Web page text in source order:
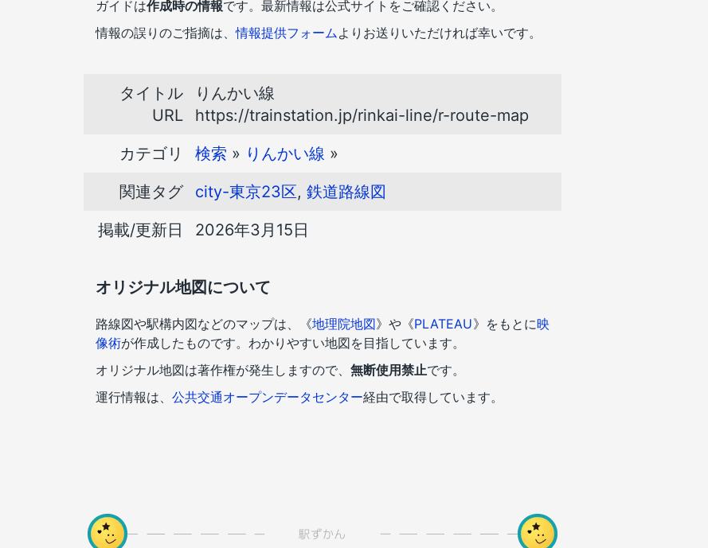
ガイドは作成時の情報です。最新情報は公式サイトをご確認ください。
情報の誤りのご指摘は、情報提供フォーム よりお送りいただければ幸いです。
タイトル
URL
りんかい線
https://trainstation.jp/rinkai-line/r-route-map
カテゴリ
検索 » りんかい線 »
関連タグ
city-東京23区, 鉄道路線図
掲載/更新日
2026年3月15日
オリジナル地図について
路線図や駅構内図などのマップは、《地理院地図》や《PLATEAU》をもとに映
像術が作成したものです。わかりやすい地図を目指しています。
オリジナル地図は著作権が発生しますので、 無断使用禁止です。
運行情報は、 公共交通オープンデータセンター経由で取得しています。